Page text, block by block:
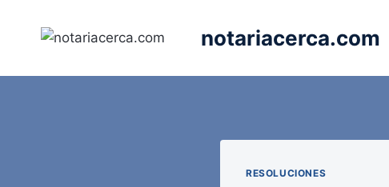
notariacerca.com
RESOLUCIONES